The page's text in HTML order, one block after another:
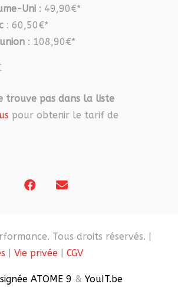
Uni : 49,90€*
: 60,50€*
: 108,90€*
trouve pas dans la liste
pour obtenir le tarif de
Tous droits réservés. |
| Vie privée | CGV
ATOME 9 & YouIT.be